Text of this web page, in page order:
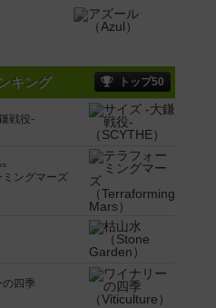
キング トップ50
戦役-
ミングマーズ
の四季